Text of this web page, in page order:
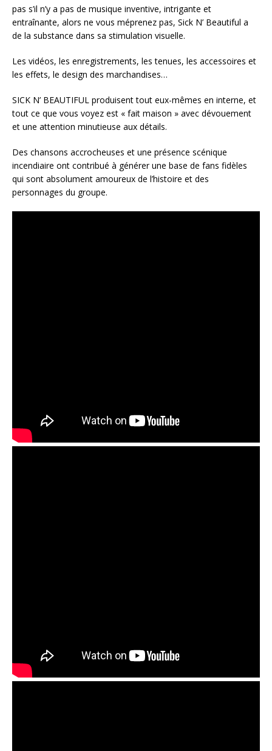
pas s’il n’y a pas de musique inventive, intrigante et
entraînante, alors ne vous méprenez pas, Sick N’ Beautiful a
de la substance dans sa stimulation visuelle.
Les vidéos, les enregistrements, les tenues, les accessoires et
les effets, le design des marchandises…
SICK N’ BEAUTIFUL produisent tout eux-mêmes en interne, et
tout ce que vous voyez est « fait maison » avec dévouement
et une attention minutieuse aux détails.
Des chansons accrocheuses et une présence scénique
incendiaire ont contribué à générer une base de fans fidèles
qui sont absolument amoureux de l’histoire et des
personnages du groupe.